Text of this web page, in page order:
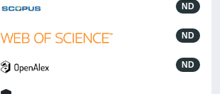
ND
ND
ND